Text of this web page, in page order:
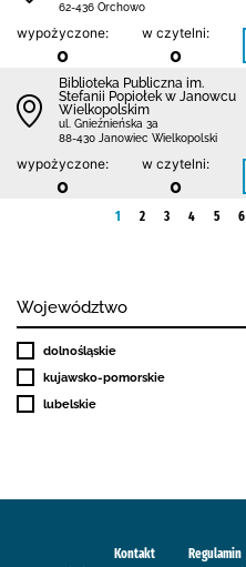
62-436 Orchowo
wypożyczone:
0
w czytelni:
0
Biblioteka Publiczna im.
Stefanii Popiołek w Janowcu
Wielkopolskim
ul. Gnieźnieńska 3a
88-430 Janowiec Wielkopolski
wypożyczone:
0
w czytelni:
0
1 2 3 4 5 6
Województwo
dolnośląskie
kujawsko-pomorskie
lubelskie
Kontakt Regulamin